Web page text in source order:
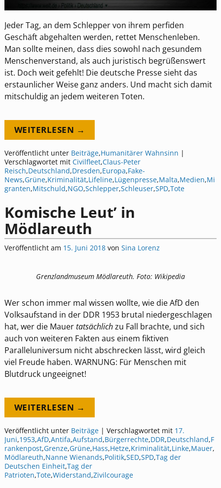
Jeder Tag, an dem Schlepper von ihrem perfiden
Geschäft abgehalten werden, rettet Menschenleben.
Man sollte meinen, dass dies sowohl nach gesundem
Menschenverstand, als auch juristisch begrüßenswert
ist. Doch weit gefehlt! Die deutsche Presse sieht das
erstaunlicher Weise ganz anders. Und macht sich damit
mitschuldig an jedem weiteren Toten.
WEITERLESEN →
Veröffentlicht unter Beiträge,Humanitärer Wahnsinn |
Verschlagwortet mit Civilfleet,Claus-Peter
Reisch,Deutschland,Dresden,Europa,Fake-
News,Grüne,Kriminalität,Lifeline,Lügenpresse,Malta,Medien,Mi
granten,Mitschuld,NGO,Schlepper,Schleuser,SPD,Tote
Komische Leut’ in
Mödlareuth
Veröffentlicht am 15. Juni 2018 von Sina Lorenz
Grenzlandmuseum Mödlareuth. Foto: Wikipedia
Wer schon immer mal wissen wollte, wie die AfD den
Volksaufstand in der DDR 1953 brutal niedergeschlagen
hat, wer die Mauertatsächlichzu Fall brachte, und sich
auch von weiteren Fakten aus einem fiktiven
Paralleluniversum nicht abschrecken lässt, wird gleich
viel Freude haben. WARNUNG: Für Menschen mit
Blutdruck ungeeignet!
WEITERLESEN →
Veröffentlicht unter Beiträge| Verschlagwortet mit 17.
Juni,1953,AfD,Antifa,Aufstand,Bürgerrechte,DDR,Deutschland,F
rankenpost,Grenze,Grüne,Hass,Hetze,Kriminalität,Linke,Mauer,
Mödlareuth,Nanne Wienands,Politik,SED,SPD,Tag der
Deutschen Einheit,Tag der
Patrioten,Tote,Widerstand,Zivilcourage